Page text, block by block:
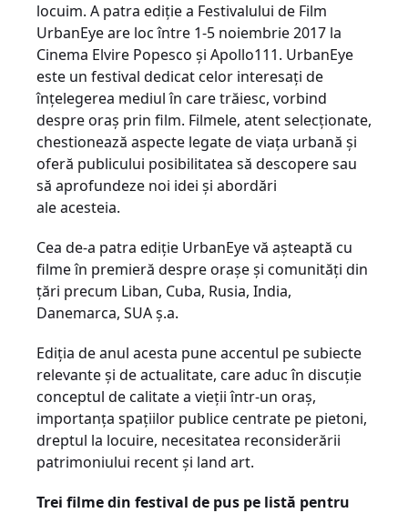
locuim. A patra ediţie a Festivalului de Film
UrbanEye are loc între 1-5 noiembrie 2017 la
Cinema Elvire Popesco și Apollo111. UrbanEye
este un festival dedicat celor interesaţi de
înţelegerea mediul în care trăiesc, vorbind
despre oraș prin film. Filmele, atent selecţionate,
chestionează aspecte legate de viaţa urbană și
oferă publicului posibilitatea să descopere sau
să aprofundeze noi idei și abordări
ale acesteia.
Cea de-a patra ediţie UrbanEye vă așteaptă cu
filme în premieră despre orașe și comunităţi din
ţări precum Liban, Cuba, Rusia, India,
Danemarca, SUA ș.a.
Ediţia de anul acesta pune accentul pe subiecte
relevante și de actualitate, care aduc în discuţie
conceptul de calitate a vieţii într-un oraș,
importanţa spaţiilor publice centrate pe pietoni,
dreptul la locuire, necesitatea reconsiderării
patrimoniului recent și land art.
Trei filme din festival de pus pe listă pentru